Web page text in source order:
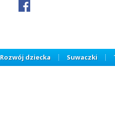
Rozwój dziecka Suwaczki